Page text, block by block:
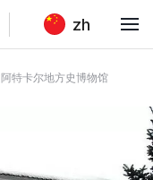
zh
阿特卡尔地方史博物馆